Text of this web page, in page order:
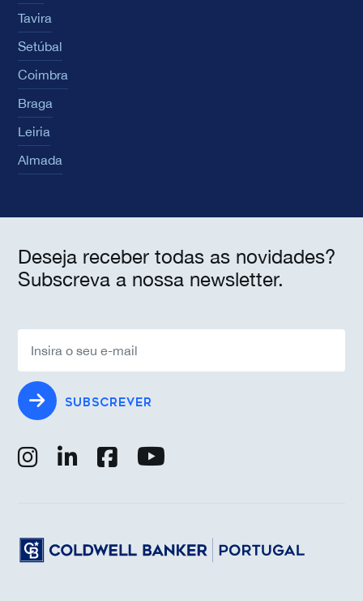
Tavira
Setúbal
Coimbra
Braga
Leiria
Almada
Deseja receber todas as novidades?
Subscreva a nossa newsletter.
SUBSCREVER